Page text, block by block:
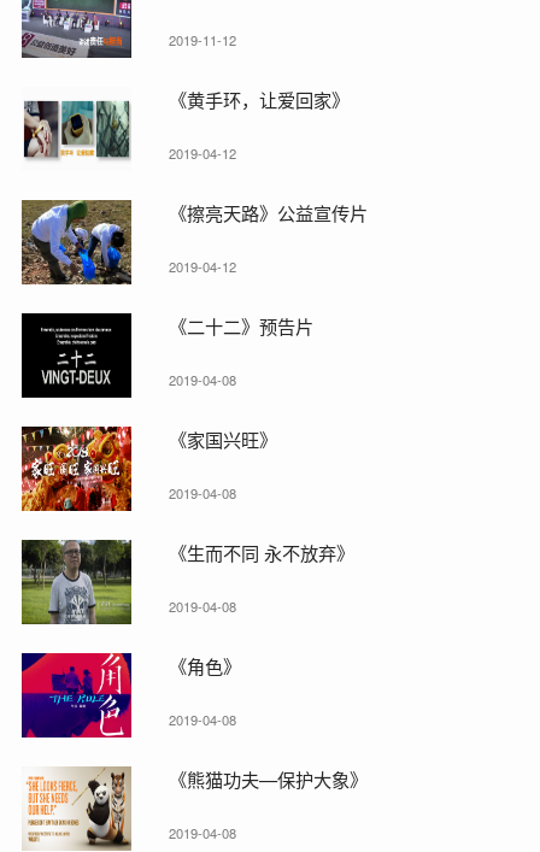
2019-11-12
《黄手环，让爱回家》
2019-04-12
《擦亮天路》公益宣传片
2019-04-12
《二十二》预告片
2019-04-08
《家国兴旺》
2019-04-08
《生而不同 永不放弃》
2019-04-08
《角色》
2019-04-08
《熊猫功夫—保护大象》
2019-04-08